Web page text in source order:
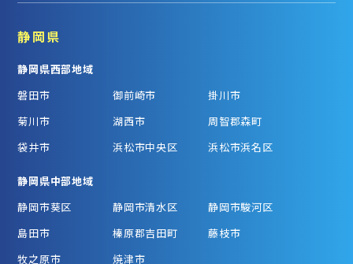
静岡県
静岡県西部地域
磐田市
御前崎市
掛川市
菊川市
湖西市
周智郡森町
袋井市
浜松市中央区 浜松市浜名区
静岡県中部地域
静岡市葵区
静岡市清水区
静岡市駿河区
島田市
榛原郡吉田町
藤枝市
牧之原市
焼津市